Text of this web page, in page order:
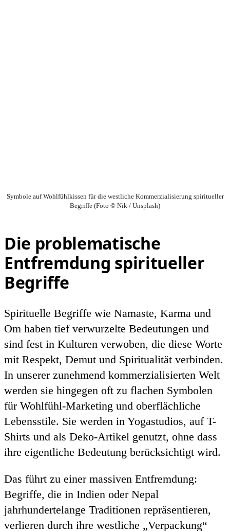
Symbole auf Wohlfühlkissen für die westliche Kommerzialisierung spiritueller
Begriffe (Foto © Nik / Unsplash)
Die problematische
Entfremdung spiritueller
Begriffe
Spirituelle Begriffe wie Namaste, Karma und
Om haben tief verwurzelte Bedeutungen und
sind fest in Kulturen verwoben, die diese Worte
mit Respekt, Demut und Spiritualität verbinden.
In unserer zunehmend kommerzialisierten Welt
werden sie hingegen oft zu flachen Symbolen
für Wohlfühl-Marketing und oberflächliche
Lebensstile. Sie werden in Yogastudios, auf T-
Shirts und als Deko-Artikel genutzt, ohne dass
ihre eigentliche Bedeutung berücksichtigt wird.
Das führt zu einer massiven Entfremdung:
Begriffe, die in Indien oder Nepal
jahrhundertelange Traditionen repräsentieren,
verlieren durch ihre westliche „Verpackung“